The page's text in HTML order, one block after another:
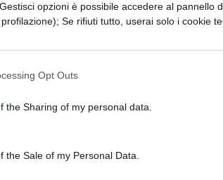
opzioni è possibile accedere al pannello
Se rifiuti tutto, userai solo i cookie
Opt Outs
the Sharing of my personal data.
the Sale of my Personal Data.